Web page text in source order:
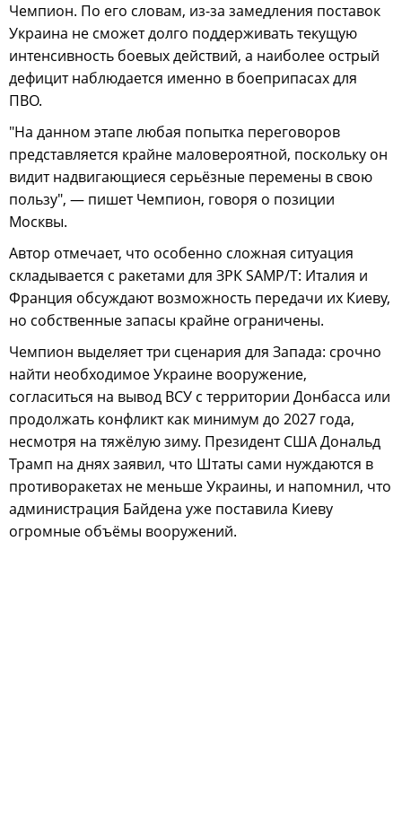
Чемпион. По его словам, из-за замедления поставок
Украина не сможет долго поддерживать текущую
интенсивность боевых действий, а наиболее острый
дефицит наблюдается именно в боеприпасах для
ПВО.
"На данном этапе любая попытка переговоров
представляется крайне маловероятной, поскольку он
видит надвигающиеся серьёзные перемены в свою
пользу", — пишет Чемпион, говоря о позиции
Москвы.
Автор отмечает, что особенно сложная ситуация
складывается с ракетами для ЗРК SAMP/T: Италия и
Франция обсуждают возможность передачи их Киеву,
но собственные запасы крайне ограничены.
Чемпион выделяет три сценария для Запада: срочно
найти необходимое Украине вооружение,
согласиться на вывод ВСУ с территории Донбасса или
продолжать конфликт как минимум до 2027 года,
несмотря на тяжёлую зиму. Президент США Дональд
Трамп на днях заявил, что Штаты сами нуждаются в
противоракетах не меньше Украины, и напомнил, что
администрация Байдена уже поставила Киеву
огромные объёмы вооружений.